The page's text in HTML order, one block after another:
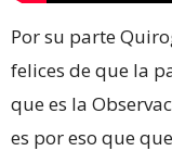
Por su parte
felices de que la
que es la
es por eso que